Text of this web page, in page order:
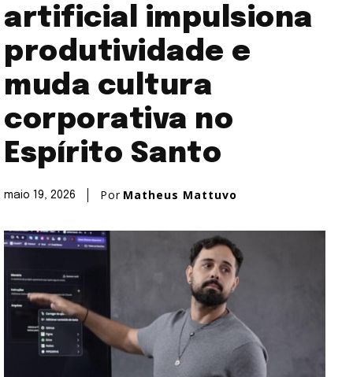
artificial impulsiona
produtividade e
muda cultura
corporativa no
Espírito Santo
maio 19, 2026 Por Matheus Mattuvo